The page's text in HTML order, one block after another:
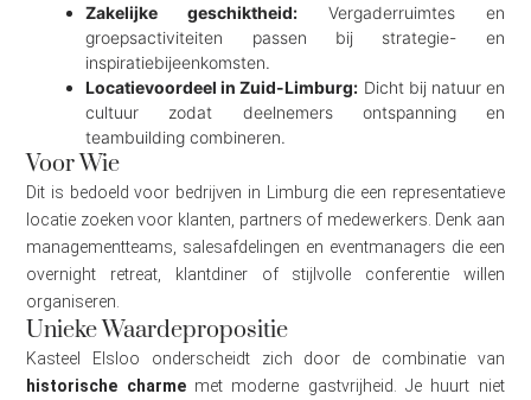
Zakelijke geschiktheid: Vergaderruimtes en
groepsactiviteiten passen bij strategie- en
inspiratiebijeenkomsten.
Locatievoordeel in Zuid-Limburg: Dicht bij natuur en
cultuur zodat deelnemers ontspanning en
teambuilding combineren.
Voor Wie
Dit is bedoeld voor bedrijven in Limburg die een representatieve
locatie zoeken voor klanten, partners of medewerkers. Denk aan
managementteams, salesafdelingen en eventmanagers die een
overnight retreat, klantdiner of stijlvolle conferentie willen
organiseren.
Unieke Waardepropositie
Kasteel Elsloo onderscheidt zich door de combinatie van
historische charmemet moderne gastvrijheid. Je huurt niet